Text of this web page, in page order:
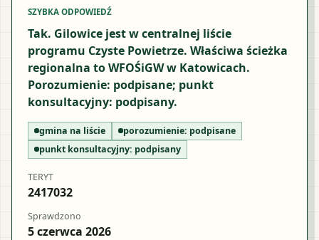
SZYBKA ODPOWIEDŹ
Tak. Gilowice jest w centralnej liście
programu Czyste Powietrze. Właściwa ścieżka
regionalna to WFOŚiGW w Katowicach.
Porozumienie: podpisane; punkt
konsultacyjny: podpisany.
gmina na liście porozumienie: podpisane
punkt konsultacyjny: podpisany
TERYT
2417032
Sprawdzono
5 czerwca 2026